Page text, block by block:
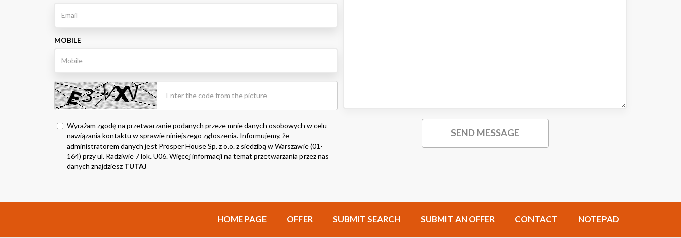
MOBILE
Wyrażam zgodę na przetwarzanie podanych przeze mnie danych osobowych w celu
nawiązania kontaktu w sprawie niniejszego zgłoszenia. Informujemy, że
administratorem danych jest Prosper House Sp. z o.o. z siedzibą w Warszawie (01-
164) przy ul. Radziwie 7 lok. U06. Więcej informacji na temat przetwarzania przez nas
danych znajdziesz TUTAJ
HOME PAGE OFFER SUBMIT SEARCH SUBMIT AN OFFER CONTACT NOTEPAD